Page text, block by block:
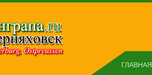
ГЛАВНАЯ